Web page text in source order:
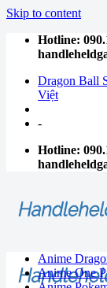
Skip to content
Hotline:
Dragon Ball
Việt
-
Hotline:
Anime
Anime One